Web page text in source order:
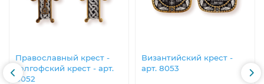
Православны​й крест -
Голгофский крест - арт.
8052
Византийски​й крест -
арт. 8053